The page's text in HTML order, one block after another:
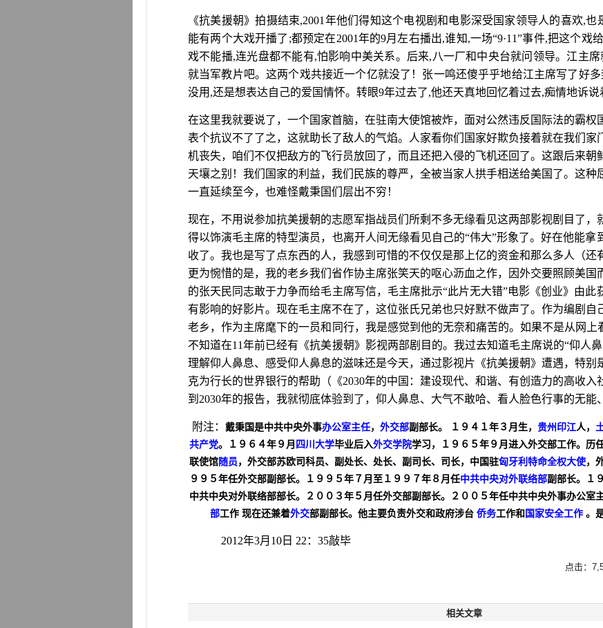
《抗美援朝》拍摄结束,2001 年他们得知这个电视剧和电影深受国家领导人的喜欢,也
能有两个大戏开播了 ;都预定在2001年的9月左右播出,谁知,一场“9·11”事件,把这个戏
戏不能播,连光盘都不能有,怕影响中美关系。后来, 八一厂和中央台就问领导。江主席
就当军教片吧。这两个戏共接近一个亿就没了！张一鸣还傻乎乎地给江主席写了好多
没用 ,还是想表达自己的爱国情怀。转眼9年过去了,他还天真地回忆着过去,痴情地诉说
在这里我就要说了，一个国家首脑，在驻南大使馆被炸，面对公然违反国际法的霸权
表个抗议不了了之，这就助长了敌人的气焰。人家看你们国家好欺负接着就在我们家
机丧失，咱们不仅把敌方的飞行员放回了，而且还把入侵的飞机还回了。这跟后来朝
天壤之别！我们国家的利益，我们民族的尊严，全被当家人拱手相送给美国了。这种
一直延续至今，也难怪戴秉国们层出不穷！
现在，不用说参加抗美援朝的志愿军指战员们所剩不多无缘看见这两部影视剧目了，
得以饰演毛主席的特型演员，也离开人间无缘看见自己的“伟大”形象了。好在他能拿
收了。我也是写了点东西的人，我感到可惜的不仅仅是那上亿的资金和那么多人（还
更为惋惜的是，我的老乡我们省作协主席张笑天的呕心沥血之作，因外交要照顾美国
的张天民同志敢于力争而给毛主席写信，毛主席批示“此片无大错”电影《创业》由此
有影响的好影片。现在毛主席不在了，这位张氏兄弟也只好默不做声了。作为编剧自
老乡，作为主席麾下的一员和同行，我是感觉到他的无奈和痛苦的。如果不是从网上
不知道在11年前已经有《抗美援朝》影视两部剧目的。我过去知道毛主席说的“仰人
理解仰人鼻息、感受仰人鼻息的滋味还是今天，通过影视片《抗美援朝》遭遇，特别
克为行长的世界银行的帮助（《2030年的中国：建设现代、和谐、有创造力的高收入
到 2030年的报告，我就彻底体验到了，仰人鼻息、大气不敢哈、看人脸色行事的无能
附注： 戴秉国是中共中央外事办公室主任， 外交部副部长。 １９４１年３月生， 贵州印江人，
共产党。１９６４年９月 四川大学毕业后入外交学院学习，１９６５年９月进入外交部工作。历
联使馆随员 ，外交部苏欧司科员、副处长、处长、副司长、司长，中国驻匈牙利 特命全权大使，
９９５年任外交部副部长。１９９５年７月至１９９７年８月任中共中央对外联络部副部长。１
中共中央对外联络部部长。２００３年５月任外交部副部长。２００５年任中共中央外事办公室
部工作 现在还兼着外交部副部长。他主要负责外交和政府涉台 侨务工作和 国家安全工作 。
2012年3月 10 日 22 ： 35敲毕
点击：
相关文章